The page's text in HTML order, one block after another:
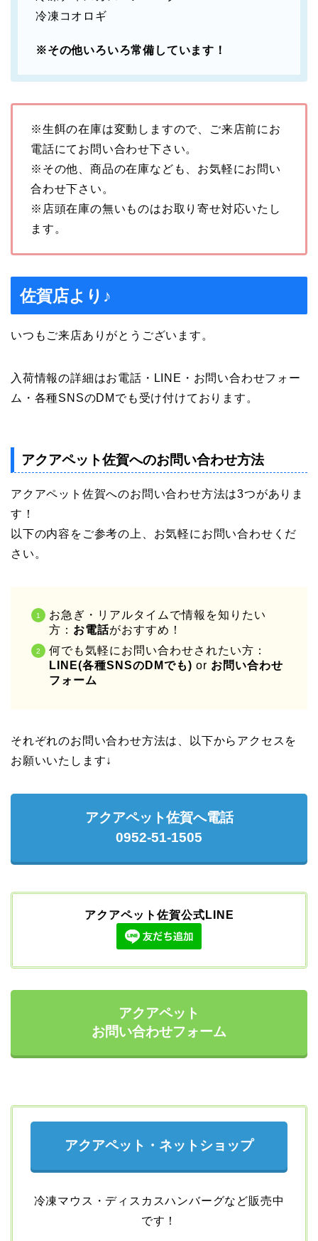
冷凍コオロギ
※その他いろいろ常備しています！
※生餌の在庫は変動しますので、ご来店前にお
電話にてお問い合わせ下さい。
※その他、商品の在庫なども、お気軽にお問い
合わせ下さい。
※店頭在庫の無いものはお取り寄せ対応いたし
ます。
佐賀店より♪
いつもご来店ありがとうございます。
入荷情報の詳細はお電話・LINE・お問い合わせフォー
ム・各種SNSのDMでも受け付けております。
アクアペット佐賀へのお問い合わせ方法
アクアペット佐賀へのお問い合わせ方法は3つがありま
す！
以下の内容をご参考の上、お気軽にお問い合わせくだ
さい。
お急ぎ・リアルタイムで情報を知りたい
方： お電話がおすすめ！
何でも気軽にお問い合わせされたい方：
LINE(各種SNSのDMでも) or お問い合わせ
フォーム
それぞれのお問い合わせ方法は、以下からアクセスを
お願いいたします↓
アクアペット佐賀へ電話
0952-51-1505
アクアペット佐賀公式LINE
アクアペット
お問い合わせフォーム
アクアペット・ネットショップ
冷凍マウス・ディスカスハンバーグなど販売中
です！